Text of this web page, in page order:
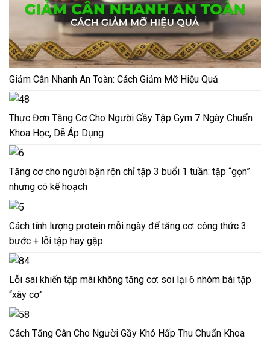
Giảm Cân Nhanh An Toàn: Cách Giảm Mỡ Hiệu Quả
Thực Đơn Tăng Cơ Cho Người Gầy Tập Gym 7 Ngày Chuẩn
Khoa Học, Dễ Áp Dụng
Tăng cơ cho người bận rộn chỉ tập 3 buổi 1 tuần: tập “gọn”
nhưng có kế hoạch
Cách tính lượng protein mỗi ngày để tăng cơ: công thức 3
bước + lỗi tập hay gặp
Lỗi sai khiến tập mãi không tăng cơ: soi lại 6 nhóm bài tập
“xây cơ”
Cách Tăng Cân Cho Người Gầy Khó Hấp Thu Chuẩn Khoa